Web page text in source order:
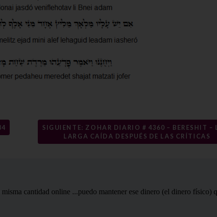
SIGUIENTE: ZOHAR DIARIO # 4360 – BERESHIT –
LARGA CAÍDA DESPUÉS DE LAS CRÍTICAS